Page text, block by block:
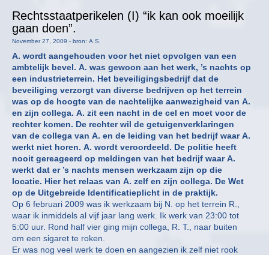
Rechtsstaatperikelen (I) “ik kan ook moeilijk
gaan doen”.
November 27, 2009 - bron: A.S.
A. wordt aangehouden voor het niet opvolgen van een
ambtelijk bevel. A. was gewoon aan het werk, ’s nachts op
een industrieterrein. Het beveiligingsbedrijf dat de
beveiliging verzorgt van diverse bedrijven op het terrein
was op de hoogte van de nachtelijke aanwezigheid van A.
en zijn collega. A. zit een nacht in de cel en moet voor de
rechter komen. De rechter wil de getuigenverklaringen
van de collega van A. en de leiding van het bedrijf waar A.
werkt niet horen. A. wordt veroordeeld. De politie heeft
nooit gereageerd op meldingen van het bedrijf waar A.
werkt dat er ’s nachts mensen werkzaam zijn op die
locatie. Hier het relaas van A. zelf en zijn collega. De Wet
op de Uitgebreide Identificatieplicht in de praktijk.
Op 6 februari 2009 was ik werkzaam bij N. op het terrein R.,
waar ik inmiddels al vijf jaar lang werk. Ik werk van 23:00 tot
5:00 uur. Rond half vier ging mijn collega, R. T., naar buiten
om een sigaret te roken.
Er was nog veel werk te doen en aangezien ik zelf niet rook